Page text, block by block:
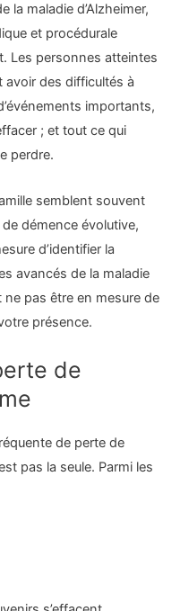
la maladie d’Alzheimer,
et procédurale
Les personnes atteintes
avoir des difficultés à
importants,
; et tout ce qui
perdre.
semblent souvent
démence évolutive,
d’identifier la
avancés de la maladie
ne pas être en mesure de
présence.
de
de perte de
pas la seule. Parmi les